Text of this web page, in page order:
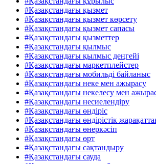
#Қазақстандағы қызмет
#Қазақстандағы қызмет көрсету
#Қазақстандағы қызмет сапасы
#Қазақстандағы қызметтер
#Қазақстандағы қылмыс
#Қазақстандағы қылмыс деңгейі
#Қазақстандағы маркетплейстер
#Қазақстандағы мобильді байланыс
#Қазақстандағы неке мен ажырасу
#Қазақстандағы некелесу мен
#Қазақстандағы несиелендіру
#Қазақстандағы өндіріс
#Қазақстандағы өндірістік
#Қазақстандағы өнеркәсіп
#Қазақстандағы өрт
#Қазақстандағы сақтандыру
#Қазақстандағы сауда